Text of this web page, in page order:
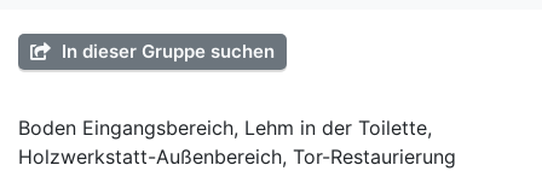
In dieser Gruppe suchen
Boden Eingangsbereich, Lehm in der Toilette,
Holzwerkstatt-Außenbereich, Tor-Restaurierung